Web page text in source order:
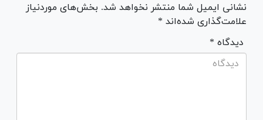
نشانی ایمیل شما منتشر نخواهد شد. بخش‌های موردنیاز
علامت‌گذاری شده‌اند *
* دیدگاه